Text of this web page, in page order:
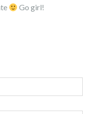
Go girl!